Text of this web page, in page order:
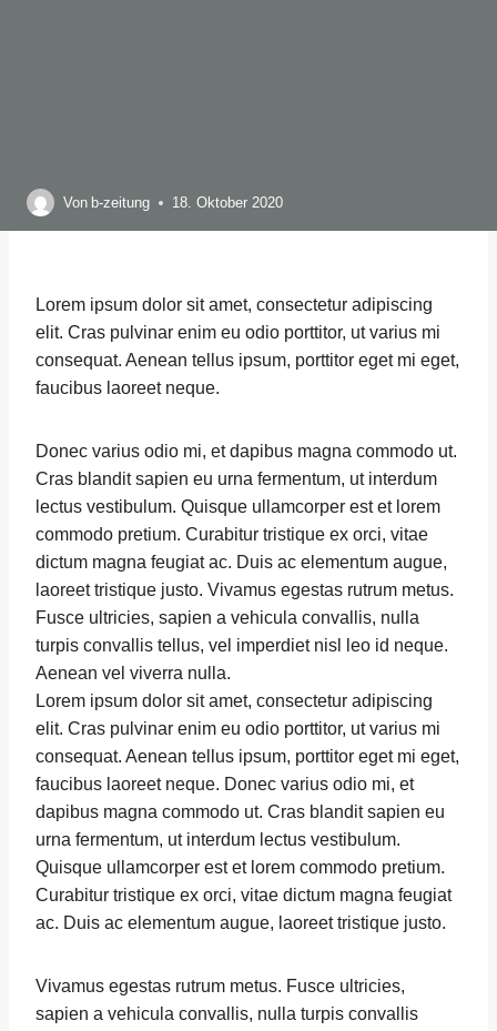
Von b-zeitung 18. Oktober 2020
Lorem ipsum dolor sit amet, consectetur adipiscing
elit. Cras pulvinar enim eu odio porttitor, ut varius mi
consequat. Aenean tellus ipsum, porttitor eget mi eget,
faucibus laoreet neque.
Donec varius odio mi, et dapibus magna commodo ut.
Cras blandit sapien eu urna fermentum, ut interdum
lectus vestibulum. Quisque ullamcorper est et lorem
commodo pretium. Curabitur tristique ex orci, vitae
dictum magna feugiat ac. Duis ac elementum augue,
laoreet tristique justo. Vivamus egestas rutrum metus.
Fusce ultricies, sapien a vehicula convallis, nulla
turpis convallis tellus, vel imperdiet nisl leo id neque.
Aenean vel viverra nulla.
Lorem ipsum dolor sit amet, consectetur adipiscing
elit. Cras pulvinar enim eu odio porttitor, ut varius mi
consequat. Aenean tellus ipsum, porttitor eget mi eget,
faucibus laoreet neque. Donec varius odio mi, et
dapibus magna commodo ut. Cras blandit sapien eu
urna fermentum, ut interdum lectus vestibulum.
Quisque ullamcorper est et lorem commodo pretium.
Curabitur tristique ex orci, vitae dictum magna feugiat
ac. Duis ac elementum augue, laoreet tristique justo.
Vivamus egestas rutrum metus. Fusce ultricies,
sapien a vehicula convallis, nulla turpis convallis